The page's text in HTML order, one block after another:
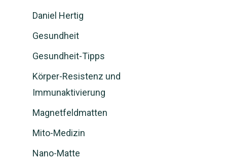
Daniel Hertig
Gesundheit
Gesundheit-Tipps
Körper-Resistenz und
Immunaktivierung
Magnetfeldmatten
Mito-Medizin
Nano-Matte